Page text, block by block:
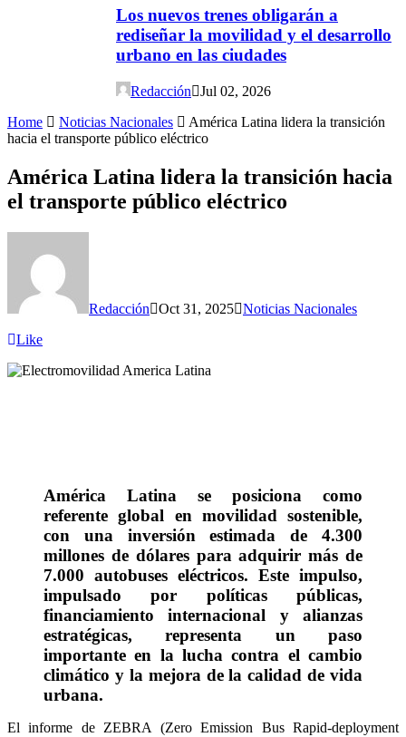
Los nuevos trenes obligarán a
rediseñar la movilidad y el desarrollo
urbano en las ciudades
Redacción
Jul 02, 2026
Home
Noticias Nacionales
América Latina lidera la transición
hacia el transporte público eléctrico
América Latina lidera la transición hacia
el transporte público eléctrico
Redacción Oct 31, 2025 Noticias Nacionales
Like
América Latina se posiciona como
referente global en movilidad sostenible,
con una inversión estimada de 4.300
millones de dólares para adquirir más de
7.000 autobuses eléctricos. Este impulso,
impulsado por políticas públicas,
financiamiento internacional y alianzas
estratégicas, representa un paso
importante en la lucha contra el cambio
climático y la mejora de la calidad de vida
urbana.
El informe de ZEBRA (Zero Emission Bus Rapid-deployment